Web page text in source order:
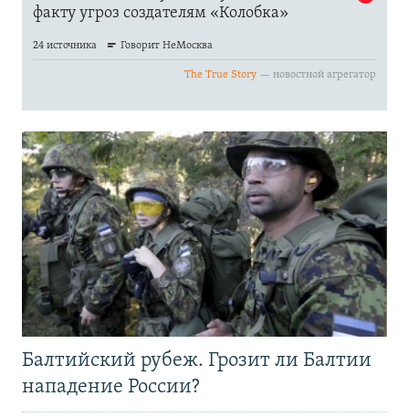
Балтийский рубеж. Грозит ли Балтии
нападение России?